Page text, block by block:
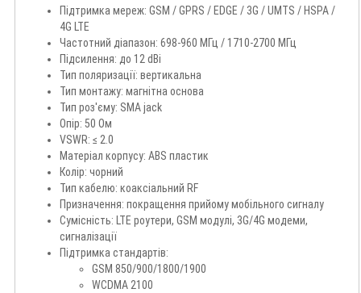
Підтримка мереж: GSM / GPRS / EDGE / 3G / UMTS / HSPA /
4G LTE
Частотний діапазон: 698-960 МГц / 1710-2700 МГц
Підсилення: до 12 dBi
Тип поляризації: вертикальна
Тип монтажу: магнітна основа
Тип роз'єму: SMA jack
Опір: 50 Ом
VSWR: ≤ 2.0
Матеріал корпусу: ABS пластик
Колір: чорний
Тип кабелю: коаксіальний RF
Призначення: покращення прийому мобільного сигналу
Сумісність: LTE роутери, GSM модулі, 3G/4G модеми,
сигналізації
Підтримка стандартів:
GSM 850/900/1800/1900
WCDMA 2100